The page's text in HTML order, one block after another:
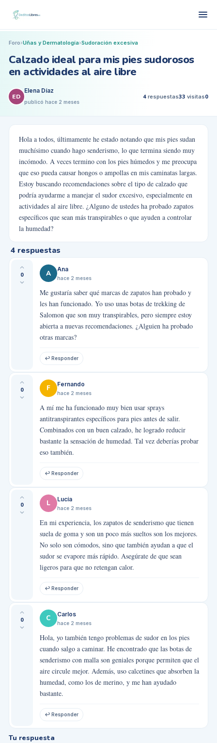
Foro›Uñas y Dermatología›Sudoración excesiva
Calzado ideal para mis pies sudorosos
en actividades al aire libre
ED
Elena Díaz
publicó hace 2 meses
4 respuestas33 visitas0
Hola a todos, últimamente he estado notando que mis pies sudan
muchísimo cuando hago senderismo, lo que termina siendo muy
incómodo. A veces termino con los pies húmedos y me preocupa
que eso pueda causar hongos o ampollas en mis caminatas largas.
Estoy buscando recomendaciones sobre el tipo de calzado que
podría ayudarme a manejar el sudor excesivo, especialmente en
actividades al aire libre. ¿Alguno de ustedes ha probado zapatos
específicos que sean más transpirables o que ayuden a controlar
la humedad?
4 respuestas
0 A Ana
hace 2 meses
Me gustaría saber qué marcas de zapatos han probado y
les han funcionado. Yo uso unas botas de trekking de
Salomon que son muy transpirables, pero siempre estoy
abierta a nuevas recomendaciones. ¿Alguien ha probado
otras marcas?
↩ Responder
0 F Fernando
hace 2 meses
A mí me ha funcionado muy bien usar sprays
antitranspirantes específicos para pies antes de salir.
Combinados con un buen calzado, he logrado reducir
bastante la sensación de humedad. Tal vez deberías probar
eso también.
↩ Responder
0 L Lucía
hace 2 meses
En mi experiencia, los zapatos de senderismo que tienen
suela de goma y son un poco más sueltos son los mejores.
No solo son cómodos, sino que también ayudan a que el
sudor se evapore más rápido. Asegúrate de que sean
ligeros para que no retengan calor.
↩ Responder
0 C Carlos
hace 2 meses
Hola, yo también tengo problemas de sudor en los pies
cuando salgo a caminar. He encontrado que las botas de
senderismo con malla son geniales porque permiten que el
aire circule mejor. Además, uso calcetines que absorben la
humedad, como los de merino, y me han ayudado
bastante.
↩ Responder
Tu respuesta